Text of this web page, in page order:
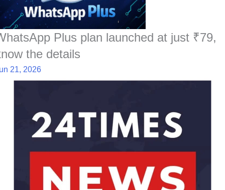
Plus plan launched at just ₹79,
the details
21, 2026